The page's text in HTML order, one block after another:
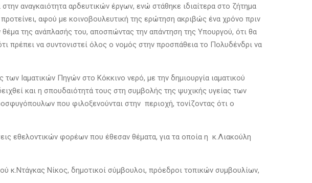
αναγκαιότητα αρδευτικών έργων, ενώ στάθηκε ιδιαίτερα στο ζήτημα
αφού με κοινοβουλευτική της ερώτηση ακριβώς ένα χρόνο πριν
της ανάπλασής του, αποσπώντας την απάντηση της Υπουργού, ότι θα
πρέπει να συντονιστεί όλος ο νομός στην προσπάθεια το Πολυδένδρι να
Ιαματικών Πηγών στο Κόκκινο νερό, με την δημιουργία ιαματικού
και η σπουδαιότητά τους στη συμβολής της ψυχικής υγείας των
που φιλοξενούνται στην περιοχή, τονίζοντας ότι ο
εθελοντικών φορέων που έθεσαν θέματα, για τα οποία η κ.Λιακούλη
κ.Ντάγκας Νίκος, δημοτικοί σύμβουλοι, πρόεδροι τοπικών συμβουλίων,